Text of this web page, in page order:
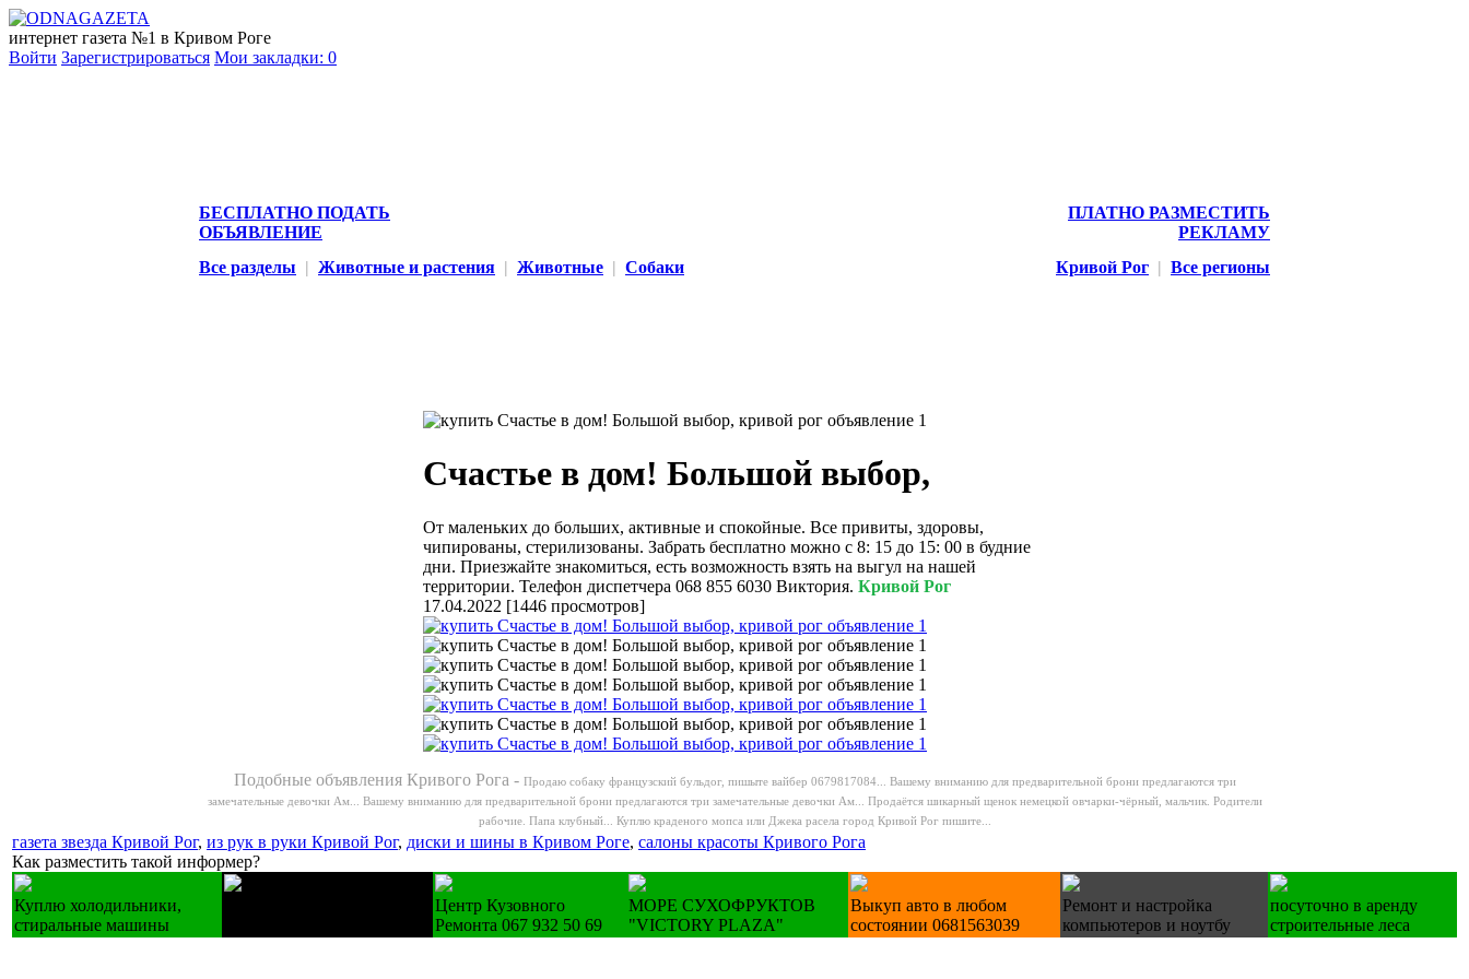
интернет газета №1 в Кривом Роге
Войти Зарегистрироваться Мои закладки: 0
БЕСПЛАТНО ПОДАТЬ
ОБЪЯВЛЕНИЕ
ПЛАТНО РАЗМЕСТИТЬ
РЕКЛАМУ
Все разделы | Животные и растения | Животные | Собаки Кривой Рог | Все регионы
Счастье в дом! Большой выбор,
От маленьких до больших, активные и спокойные. Все привиты, здоровы,
чипированы, стерилизованы. Забрать бесплатно можно с 8: 15 до 15: 00 в будние
дни. Приезжайте знакомиться, есть возможность взять на выгул на нашей
территории. Телефон диспетчера 068 855 6030 Виктория. Кривой Рог
17.04.2022 [1446 просмотров]
Подобные объявления Кривого Рога - Продаю собаку французский бульдог, пишыте вайбер 0679817084... Вашему вниманию для предварительной брони предлагаются три
замечательные девочки Ам... Вашему вниманию для предварительной брони предлагаются три замечательные девочки Ам... Продаётся шикарный щенок немецкой овчарки-чёрный, мальчик. Родители
рабочие. Папа клубный... Куплю краденого мопса или Джека расела город Кривой Рог пишите...
газета звезда Кривой Рог, из рук в руки Кривой Рог, диски и шины в Кривом Роге, салоны красоты Кривого Рога
Как разместить такой информер?
Куплю холодильники,
стиральные машины
Центр Кузовного
Ремонта 067 932 50 69
МОРЕ СУХОФРУКТОВ
"VICTORY PLAZA"
Выкуп авто в любом
состоянии 0681563039
Ремонт и настройка
компьютеров и ноутбу
посуточно в аренду
строительные леса